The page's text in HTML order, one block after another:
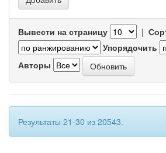
Вывести на страницу |
Упорядочить
Авторы
Результаты 21-30 из 20543.